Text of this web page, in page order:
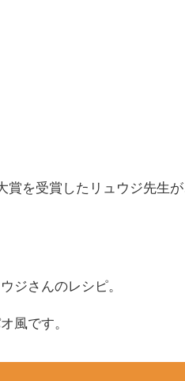
を受賞したリュウジ先生
ジさんのレシピ。
風です。